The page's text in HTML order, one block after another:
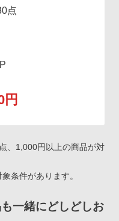
点
円
、1,000円以上の商品が対
条件があります。
一緒にどしどしお